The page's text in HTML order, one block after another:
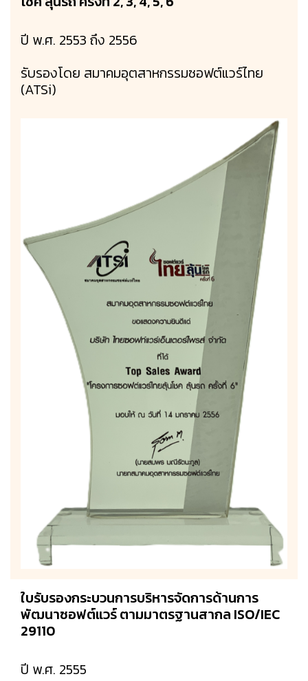
ปี พ.ศ. 2553 ถึง 2556
รับรองโดย สมาคมอุตสาหกรรมซอฟต์แวร์ไทย
(ATSi)
ใบรับรองกระบวนการบริหารจัดการด้านการ
พัฒนาซอฟต์แวร์ ตามมาตรฐานสากล ISO/IEC
29110
ปี พ.ศ. 2555